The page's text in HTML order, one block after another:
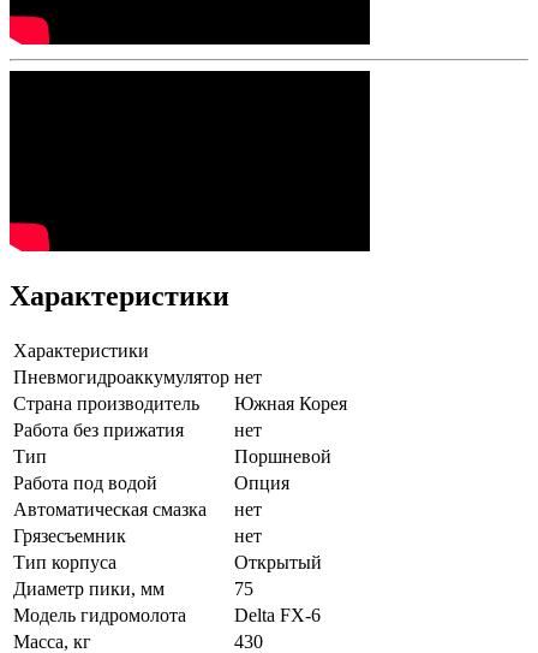
Характеристики
Характеристики
Пневмогидроаккумулятор нет
Страна производитель
Южная Корея
Работа без прижатия
нет
Тип
Поршневой
Работа под водой
Опция
Автоматическая смазка
нет
Грязесъемник
нет
Тип корпуса
Открытый
Диаметр пики, мм
75
Модель гидромолота
Delta FX-6
Масса, кг
430